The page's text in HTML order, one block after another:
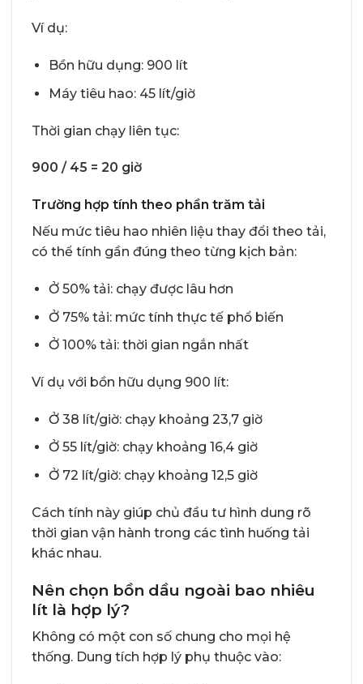
Ví dụ:
Bồn hữu dụng: 900 lít
Máy tiêu hao: 45 lít/giờ
Thời gian chạy liên tục:
900 / 45 = 20 giờ
Trường hợp tính theo phần trăm tải
Nếu mức tiêu hao nhiên liệu thay đổi theo tải,
có thể tính gần đúng theo từng kịch bản:
Ở 50% tải: chạy được lâu hơn
Ở 75% tải: mức tính thực tế phổ biến
Ở 100% tải: thời gian ngắn nhất
Ví dụ với bồn hữu dụng 900 lít:
Ở 38 lít/giờ: chạy khoảng 23,7 giờ
Ở 55 lít/giờ: chạy khoảng 16,4 giờ
Ở 72 lít/giờ: chạy khoảng 12,5 giờ
Cách tính này giúp chủ đầu tư hình dung rõ
thời gian vận hành trong các tình huống tải
khác nhau.
Nên chọn bồn dầu ngoài bao nhiêu
lít là hợp lý?
Không có một con số chung cho mọi hệ
thống. Dung tích hợp lý phụ thuộc vào: